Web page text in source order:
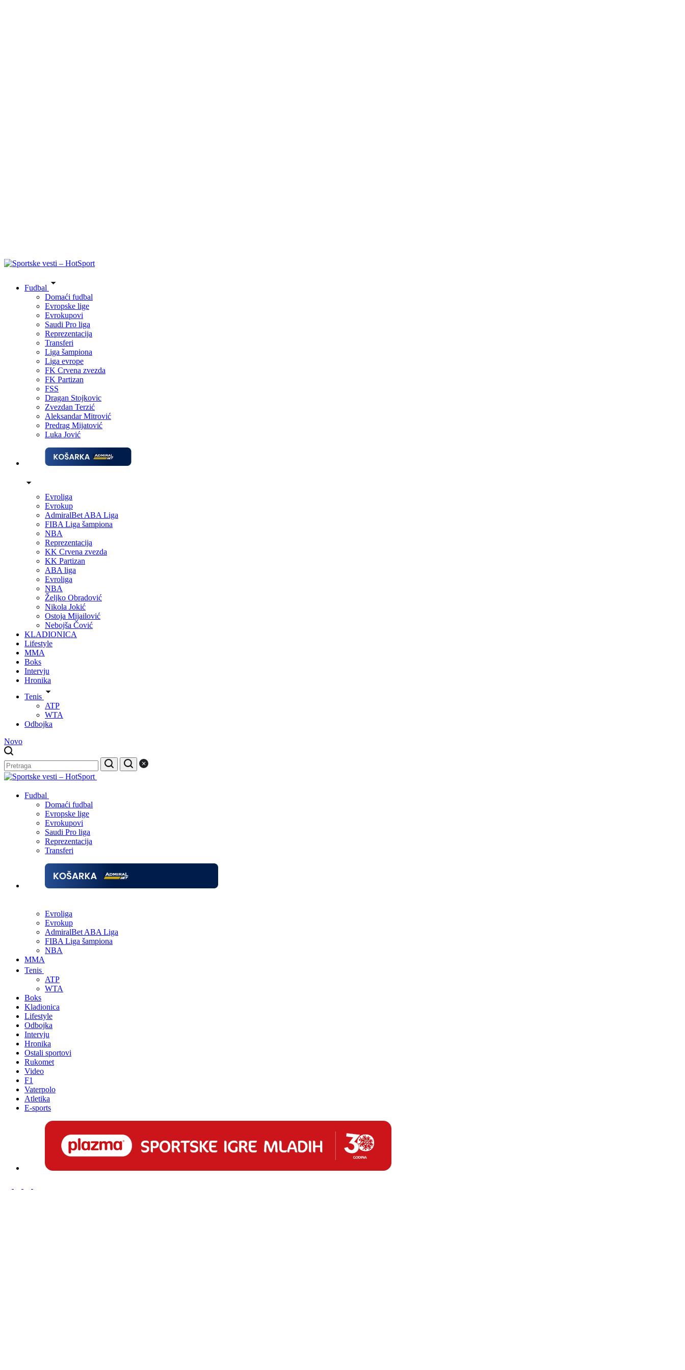
Fudbal
Domaći fudbal
Evropske lige
Evrokupovi
Saudi Pro liga
Reprezentacija
Transferi
Liga šampiona
Liga evrope
FK Crvena zvezda
FK Partizan
FSS
Dragan Stojkovic
Zvezdan Terzić
Aleksandar Mitrović
Predrag Mijatović
Luka Jović
Evroliga
Evrokup
AdmiralBet ABA Liga
FIBA Liga šampiona
NBA
Reprezentacija
KK Crvena zvezda
KK Partizan
ABA liga
Evroliga
NBA
Željko Obradović
Nikola Jokić
Ostoja Mijailović
Nebojša Čović
KLADIONICA
Lifestyle
MMA
Boks
Intervju
Hronika
Tenis
ATP
WTA
Odbojka
Novo
Fudbal
Domaći fudbal
Evropske lige
Evrokupovi
Saudi Pro liga
Reprezentacija
Transferi
Evroliga
Evrokup
AdmiralBet ABA Liga
FIBA Liga šampiona
NBA
MMA
Tenis
ATP
WTA
Boks
Kladionica
Lifestyle
Odbojka
Intervju
Hronika
Ostali sportovi
Rukomet
Video
F1
Vaterpolo
Atletika
E-sports